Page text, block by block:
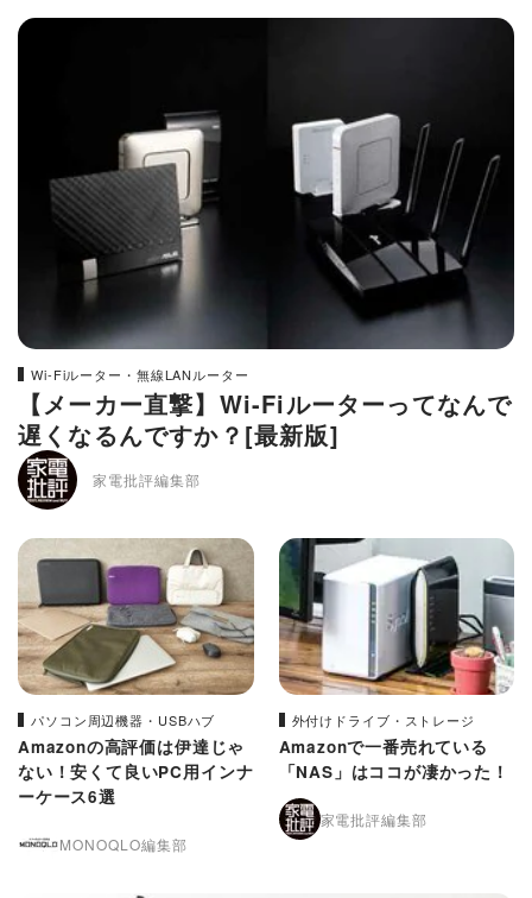
Wi-Fiルーター・無線LANルーター
【メーカー直撃】Wi-Fiルーターってなんで
遅くなるんですか？[最新版]
家電批評編集部
パソコン周辺機器・USBハブ
Amazonの高評価は伊達じゃ
ない！安くて良いPC用インナ
ーケース6選
MONOQLO編集部
外付けドライブ・ストレージ
Amazonで一番売れている
「NAS」はココが凄かった！
家電批評編集部